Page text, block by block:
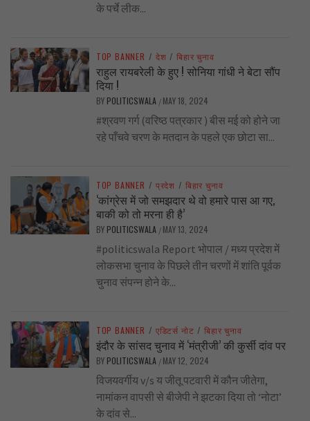
के पर्चे लीक...
TOP BANNER / देश / बिहार चुनाव
राहुल रायबरेली के हुए ! सोनिया गांधी ने बेटा सौंप
दिया !
BY POLITICSWALA / MAY 18, 2024
#श्रवण गर्ग (वरिष्ठ पत्रकार ) बीस मई को होने जा
रहे पाँचवे चरण के मतदान के पहले एक छोटा सा...
TOP BANNER / प्रदेश / बिहार चुनाव
‘कांग्रेस में जो समझदार थे वो हमारे पास आ गए,
बाकी को तो मरना ही है’
BY POLITICSWALA / MAY 13, 2024
#politicswala Report भोपाल / मध्य प्रदेश में
लोकसभा चुनाव के पिछले तीन चरणों में शांति पूर्वक
चुनाव संपन्न होने के...
TOP BANNER / एडिटर्स नोट / बिहार चुनाव
इंदौर के सांसद चुनाव में ‘मंत्रीजी’ की कुर्सी दांव पर
BY POLITICSWALA / MAY 12, 2024
विजयवर्गीय v/s य जीतू पटवारी में कौन जीतेगा,
नामांकन वापसी से बीजेपी ने झटका दिया तो ‘नोटा’
के दांव से...